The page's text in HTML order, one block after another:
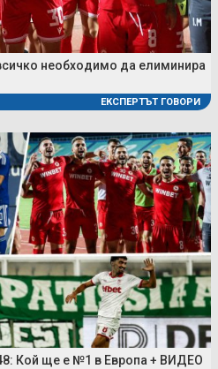
необходимо да елиминира
ЕКСПЕРТЪТ ГОВОРИ
Кой ще е №1 в Европа + ВИДЕО